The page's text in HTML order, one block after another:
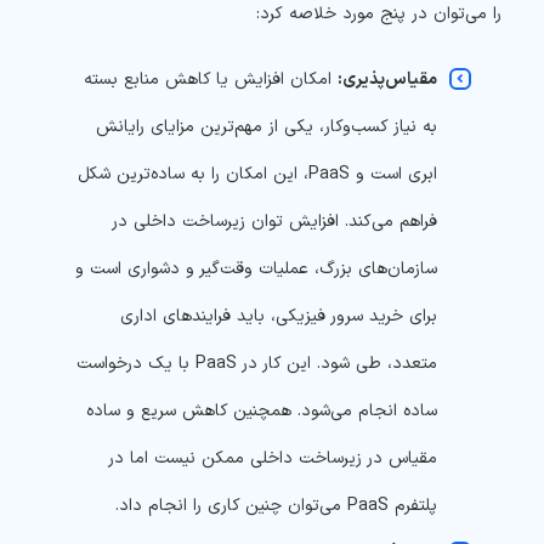
را می‌توان در پنج مورد خلاصه کرد:
مقیاس‌پذیری: امکان افزایش یا کاهش منابع بسته
به نیاز کسب‌وکار، یکی از مهم‌ترین مزایای رایانش
ابری است و PaaS، این امکان را به ساده‌ترین شکل
فراهم می‌کند. افزایش توان زیرساخت داخلی در
سازمان‌های بزرگ، عملیات وقت‌گیر و دشواری است و
برای خرید سرور فیزیکی، باید فرایندهای اداری
متعدد، طی شود. این کار در PaaS با یک درخواست
ساده انجام می‌شود. همچنین کاهش سریع و ساده
مقیاس در زیرساخت داخلی ممکن نیست اما در
پلتفرم PaaS می‌توان چنین کاری را انجام داد.